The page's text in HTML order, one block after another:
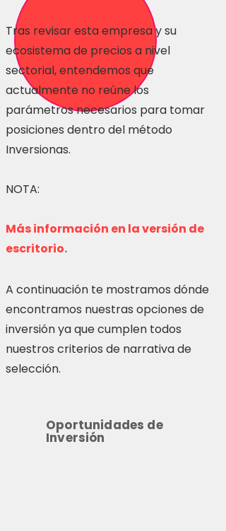
Tras revisar esta empresa y su
ecosistema de precios a nivel
sectorial, entendemos que
actualmente no reúne los
parámetros necesarios para tomar
posiciones dentro del método
Inversionas.
NOTA:
Más información en la versión de
escritorio.
A continuación te mostramos dónde
encontramos nuestras opciones de
inversión ya que cumplen todos
nuestros criterios de narrativa de
selección.
Oportunidades de
Inversión